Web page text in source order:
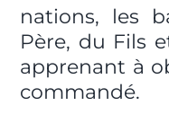
nations, les
Père, du Fils
apprenant à
commandé.